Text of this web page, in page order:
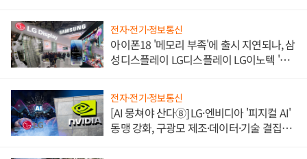
전자·전기·정보통신
아이폰18 '메모리 부족'에 출시 지연되나, 삼
성디스플레이 LG디스플레이 LG이노텍 '탈
전자·전기·정보통신
[AI 뭉쳐야 산다⑧] LG·엔비디아 '피지컬 AI'
동맹 강화, 구광모 제조·데이터·기술 결집